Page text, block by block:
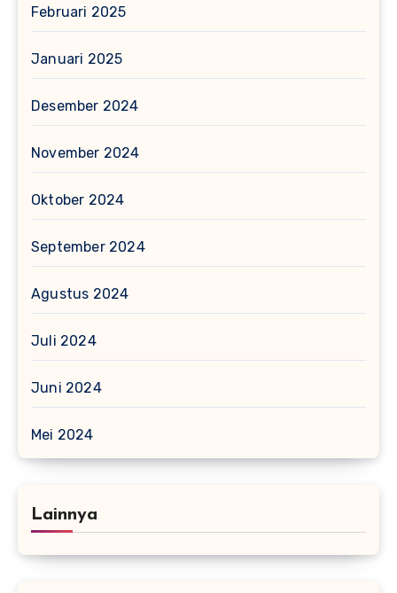
Februari 2025
Januari 2025
Desember 2024
November 2024
Oktober 2024
September 2024
Agustus 2024
Juli 2024
Juni 2024
Mei 2024
Lainnya